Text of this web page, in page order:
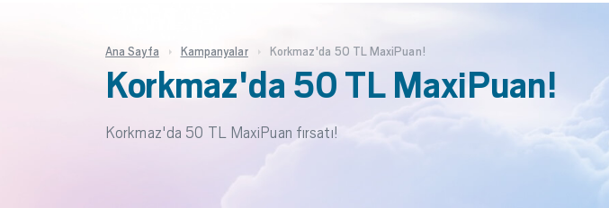
Ana Sayfa Kampanyalar Korkmaz'da 50 TL MaxiPuan!
Korkmaz'da 50 TL MaxiPuan!
Korkmaz'da 50 TL MaxiPuan fırsatı!